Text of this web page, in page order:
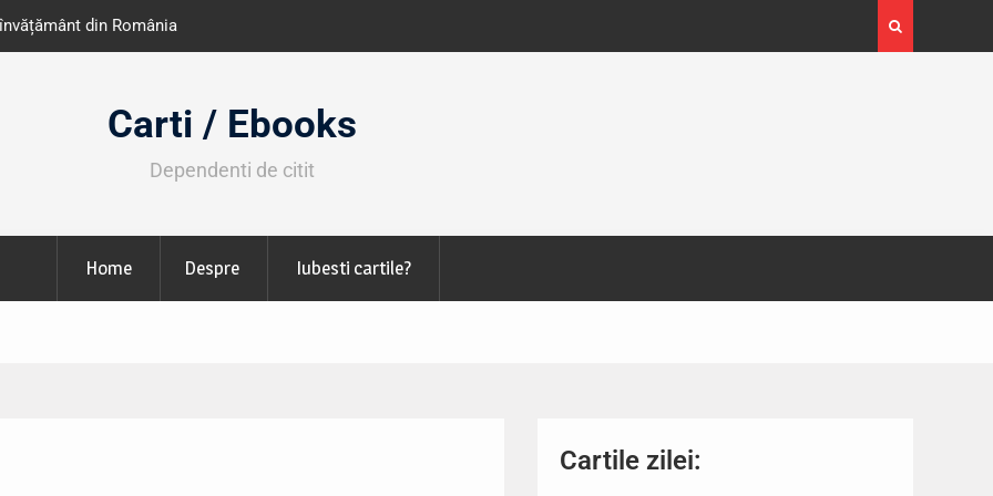
din România
octombrie
Expoziția Brâncuși de la Timișoara a atras peste
130.000 de vizitatori
Carti / Ebooks
Dependenti de citit
Home Despre Iubesti cartile?
Cartile zilei: